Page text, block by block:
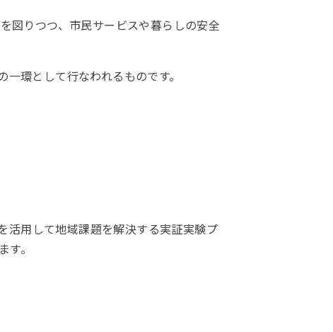
図りつつ、市民サービスや暮らしの安全
環として行なわれるものです。
活用して地域課題を解決する実証実験プ
。